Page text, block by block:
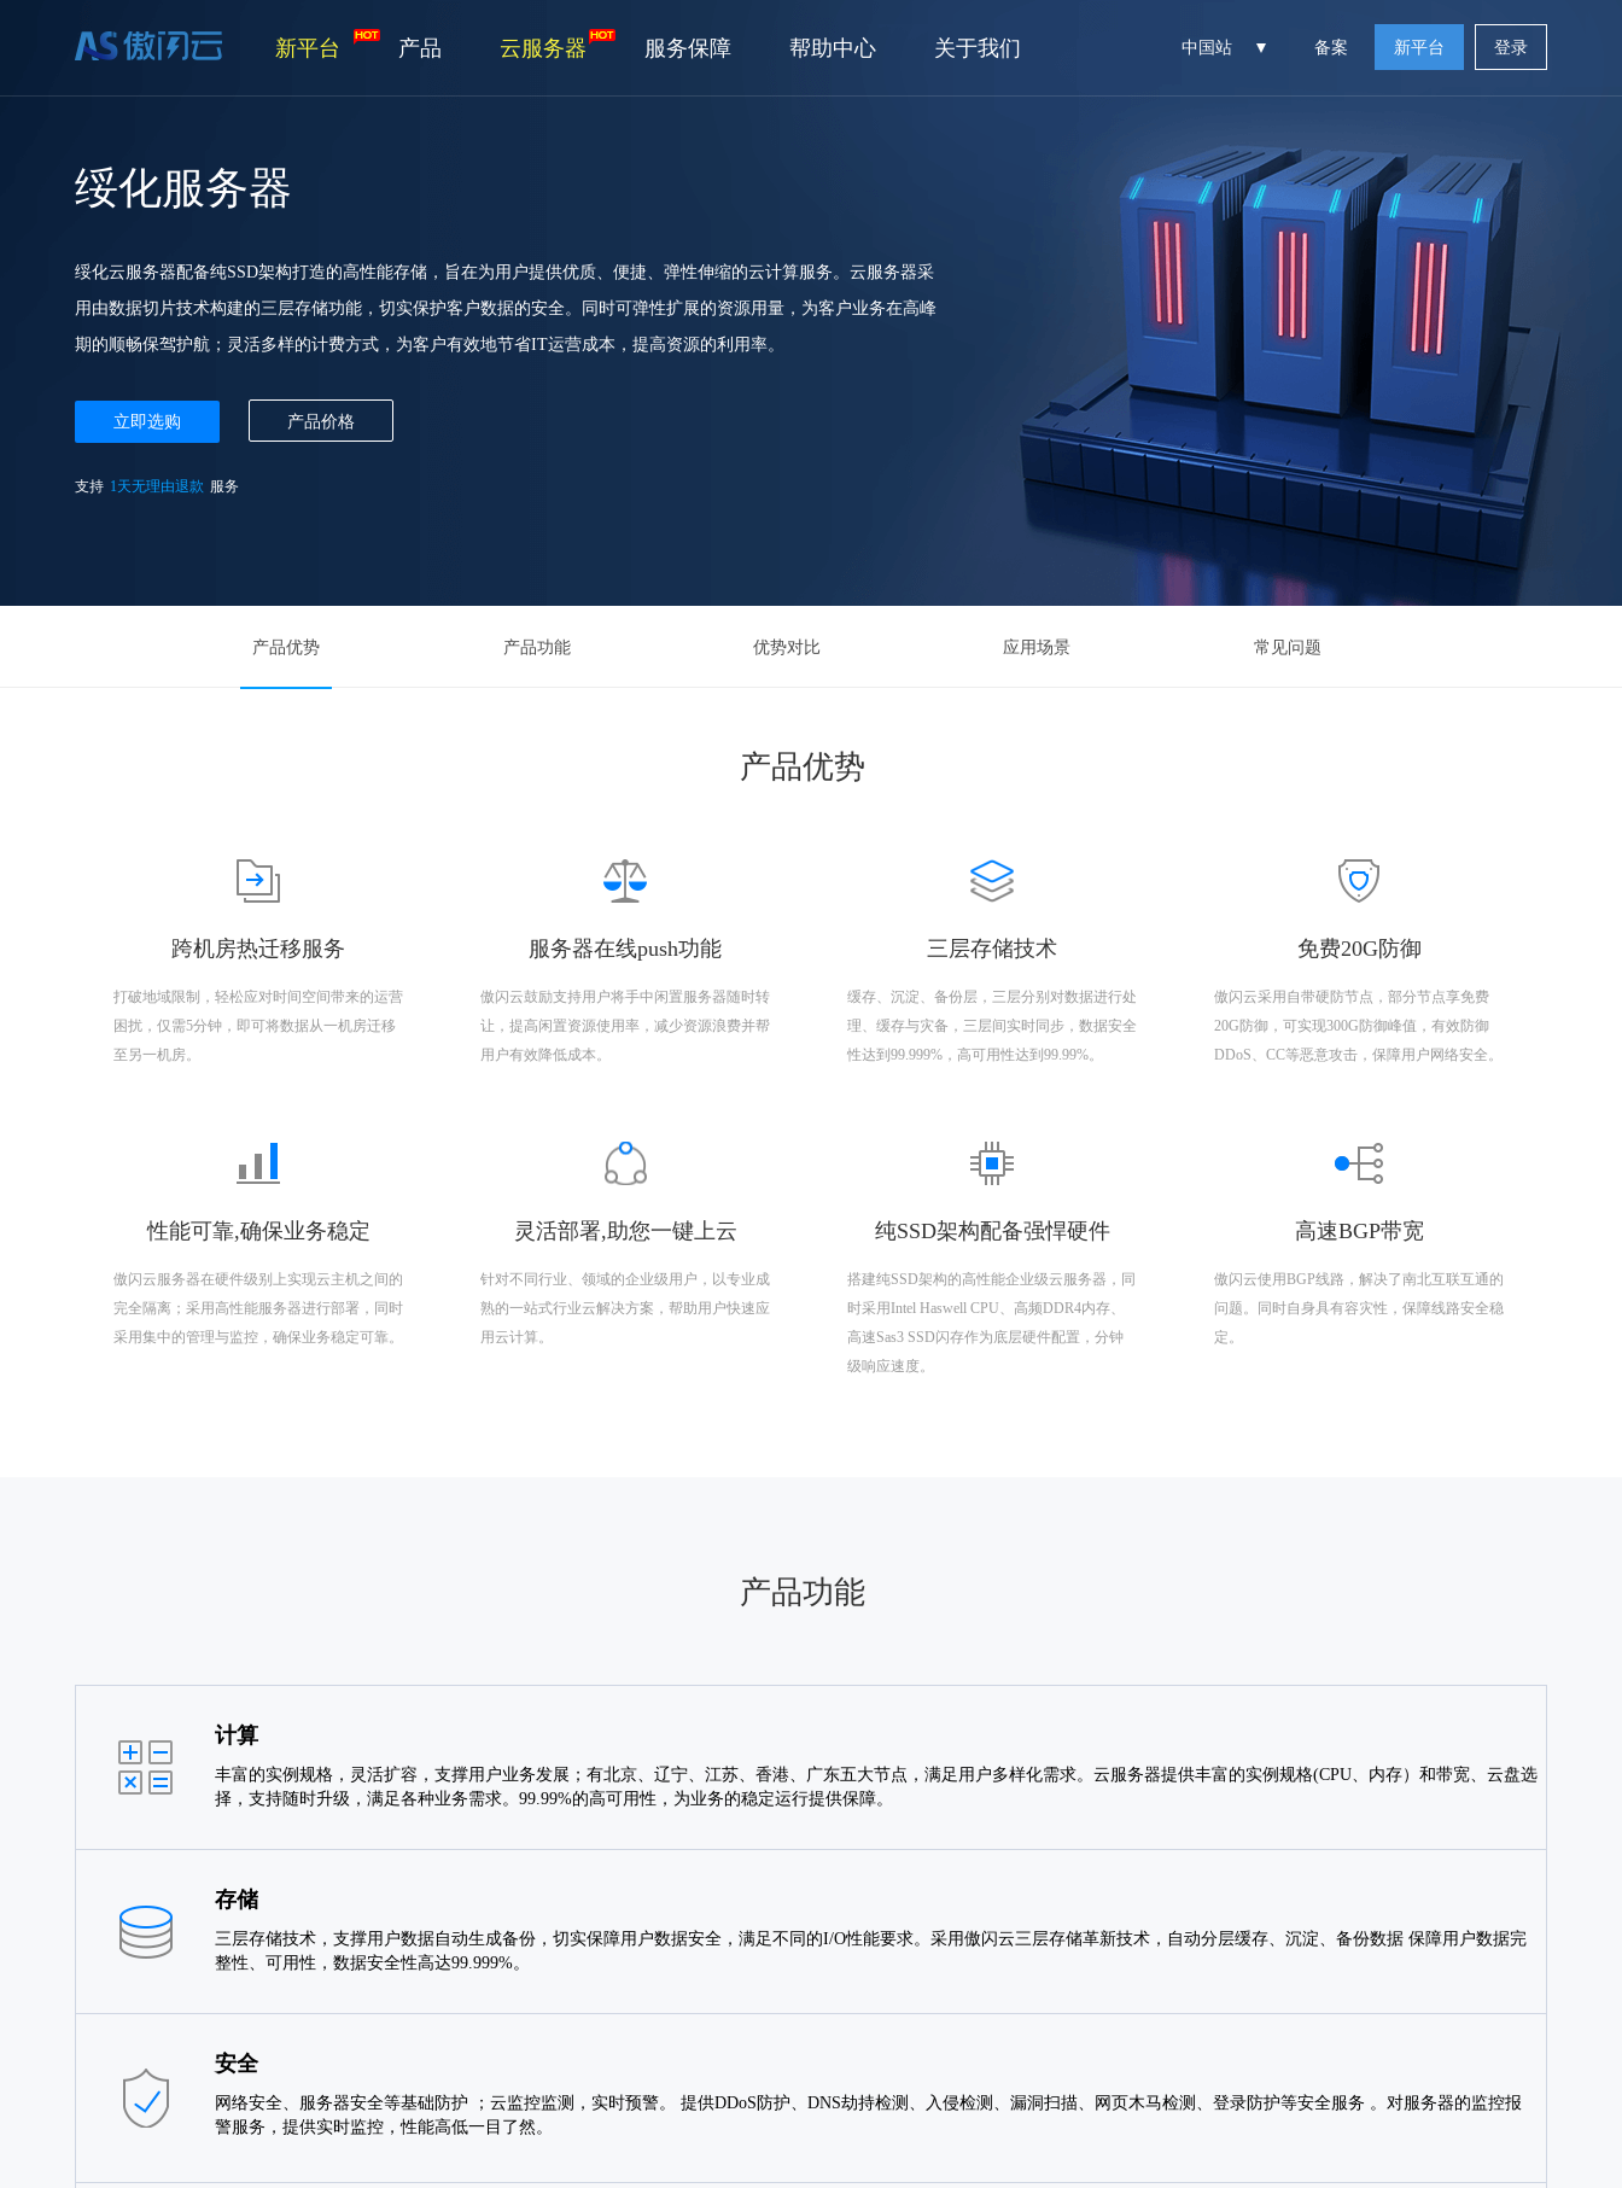
新平台 产品 云服务器 服务保障 帮助中心 关于我们 中国站 备案 新平台 登录
绥化服务器
绥化云服务器配备纯SSD架构打造的高性能存储，旨在为用户提供优质、便捷、弹性伸缩的云计算服务。云服务器采
用由数据切片技术构建的三层存储功能，切实保护客户数据的安全。同时可弹性扩展的资源用量，为客户业务在高峰
期的顺畅保驾护航；灵活多样的计费方式，为客户有效地节省IT运营成本，提高资源的利用率。
立即选购 产品价格
支持 1天无理由退款 服务
产品优势 产品功能 优势对比 应用场景 常见问题
产品优势
跨机房热迁移服务
打破地域限制，轻松应对时间空间带来的运营
困扰，仅需5分钟，即可将数据从一机房迁移
至另一机房。
服务器在线push功能
傲闪云鼓励支持用户将手中闲置服务器随时转
让，提高闲置资源使用率，减少资源浪费并帮
用户有效降低成本。
三层存储技术
缓存、沉淀、备份层，三层分别对数据进行处
理、缓存与灾备，三层间实时同步，数据安全
性达到99.999%，高可用性达到99.99%。
免费20G防御
傲闪云采用自带硬防节点，部分节点享免费
20G防御，可实现300G防御峰值，有效防御
DDoS、CC等恶意攻击，保障用户网络安全。
性能可靠,确保业务稳定
傲闪云服务器在硬件级别上实现云主机之间的
完全隔离；采用高性能服务器进行部署，同时
采用集中的管理与监控，确保业务稳定可靠。
灵活部署,助您一键上云
针对不同行业、领域的企业级用户，以专业成
熟的一站式行业云解决方案，帮助用户快速应
用云计算。
纯SSD架构配备强悍硬件
搭建纯SSD架构的高性能企业级云服务器，同
时采用Intel Haswell CPU、高频DDR4内存、
高速Sas3 SSD闪存作为底层硬件配置，分钟
级响应速度。
高速BGP带宽
傲闪云使用BGP线路，解决了南北互联互通的
问题。同时自身具有容灾性，保障线路安全稳
定。
产品功能
计算
丰富的实例规格，灵活扩容，支撑用户业务发展；有北京、辽宁、江苏、香港、广东五大节点，满足用户多样化需求。云服务器提供丰富的实例规格(CPU、内存）和带宽、云盘选
择，支持随时升级，满足各种业务需求。99.99%的高可用性，为业务的稳定运行提供保障。
存储
三层存储技术，支撑用户数据自动生成备份，切实保障用户数据安全，满足不同的I/O性能要求。采用傲闪云三层存储革新技术，自动分层缓存、沉淀、备份数据 保障用户数据完
整性、可用性，数据安全性高达99.999%。
安全
网络安全、服务器安全等基础防护 ；云监控监测，实时预警。 提供DDoS防护、DNS劫持检测、入侵检测、漏洞扫描、网页木马检测、登录防护等安全服务 。对服务器的监控报
警服务，提供实时监控，性能高低一目了然。